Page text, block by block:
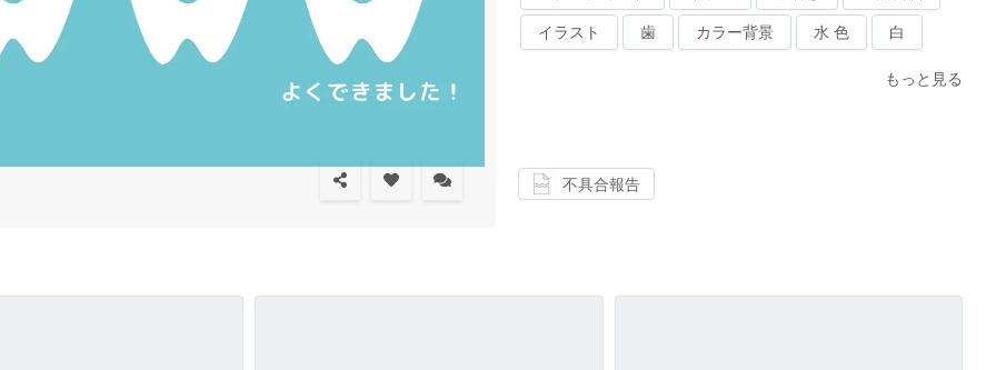
イラスト 歯 カラー背景 水 色 白
もっと見る
不具合報告